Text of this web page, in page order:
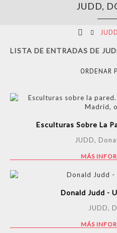
JUDD,
LISTA DE ENTRADAS DE
ORDENAR
Esculturas Sobre La
JUDD,
MÁS
Donald Judd -
JUDD,
MÁS